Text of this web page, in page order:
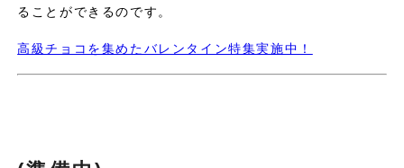
ることができるのです。
高級チョコを集めたバレンタイン特集実施中！